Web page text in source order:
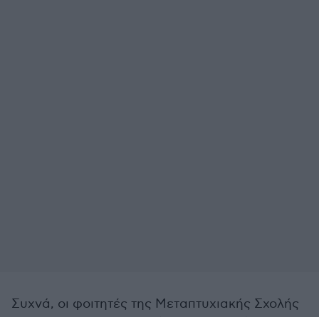
Συχνά, οι φοιτητές της Μεταπτυχιακής Σχολής